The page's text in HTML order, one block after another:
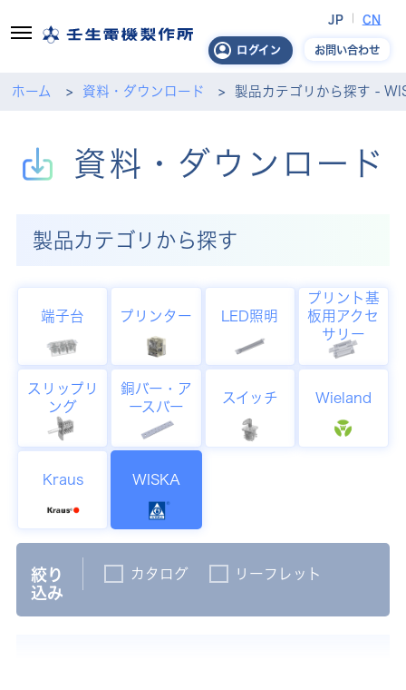
ログイン
JP CN
お問い合わせ
ホーム 資料・ダウンロード 製品カテゴリから探す -
資料・ダウンロード
製品カテゴリから探す
端子台 プリンター LED照明
プリント基
板用アクセ
サリー
スリップリ
ング
銅バー・ア
ースバー
スイッチ Wieland
Kraus WISKA
絞り
込み
カタログ リーフレット